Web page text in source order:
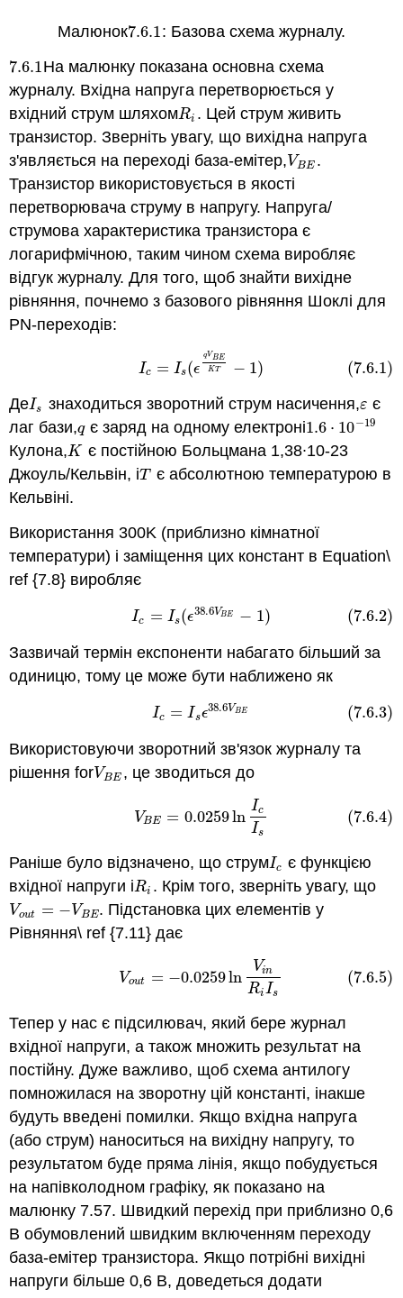
Малюнок7.6.1
7.6.1: Базова схема журналу.
7.6.1
7.6.1На малюнку показана основна схема
журналу. Вхідна напруга перетворюється у
вхідний струм шляхомRi
Ri . Цей струм живить
транзистор. Зверніть увагу, що вихідна напруга
з'являється на переході база-емітер,VBE
VBE.
Транзистор використовується в якості
перетворювача струму в напругу. Напруга/
струмова характеристика транзистора є
логарифмічною, таким чином схема виробляє
відгук журналу. Для того, щоб знайти вихідне
рівняння, почнемо з базового рівняння Шоклі для
PN-переходів:
Ic = Is(ϵ
qVBE
KT − 1) (7.6.1)
(7.6.1) =I s ϵqVB K T
ДеIs
Is знаходиться зворотний струм насичення,ε
ε є
лаг бази,q
q є заряд на одному електроні1.6 ⋅ 10−19
1.6 ⋅ 10−19
Кулона,K
K є постійною Больцмана 1,38∙10-23
Джоуль/Кельвін, іT
T є абсолютною температурою в
Кельвіні.
Використання 300K (приблизно кімнатної
температури) і заміщення цих констант в Equation\
ref {7.8} виробляє
Ic = Is(ϵ38.6VBE − 1) (7.6.2)
(7.6.2)Ic=Is(ϵ38.6 VBE−
Зазвичай термін експоненти набагато більший за
одиницю, тому це може бути наближено як
Ic = Isϵ38.6VBE (7.6.3)
(7.6.3)Ic =Isϵ38.6V
Використовуючи зворотний зв'язок журналу та
рішення forVBE
VBE, це зводиться до
VBE = 0.0259ln
Ic
Is
(7.6.4)
(7.6.4) E =0.0259ln
Раніше було відзначено, що струмIc
Ic є функцією
вхідної напруги іRi
Ri . Крім того, зверніть увагу, що
Vout = −VBE
Vou =−VBE . Підстановка цих елементів у
Рівняння\ ref {7.11} дає
Vout = −0.0259ln
Vin
RiIs
(7.6.5)
(7.6.5) =− 0.0259 lnVin
Тепер у нас є підсилювач, який бере журнал
вхідної напруги, а також множить результат на
постійну. Дуже важливо, щоб схема антилогу
помножилася на зворотну цій константі, інакше
будуть введені помилки. Якщо вхідна напруга
(або струм) наноситься на вихідну напругу, то
результатом буде пряма лінія, якщо побудується
на напівколодном графіку, як показано на
малюнку 7.57. Швидкий перехід при приблизно 0,6
В обумовлений швидким включенням переходу
база-емітер транзистора. Якщо потрібні вихідні
напруги більше 0,6 В, доведеться додати